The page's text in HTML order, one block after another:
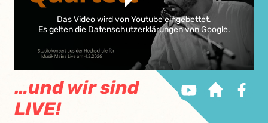
Das Video wird von Youtube eingebettet.
Es gelten die Datenschutzerklärungen von Google.
…und wir sind
LIVE!